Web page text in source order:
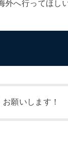
外へ行ってほし
お願いします！